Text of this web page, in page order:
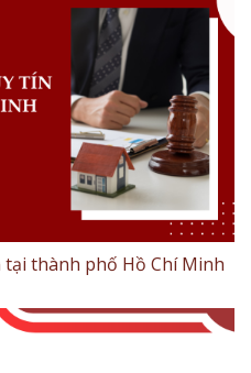
thành phố Hồ Chí Minh